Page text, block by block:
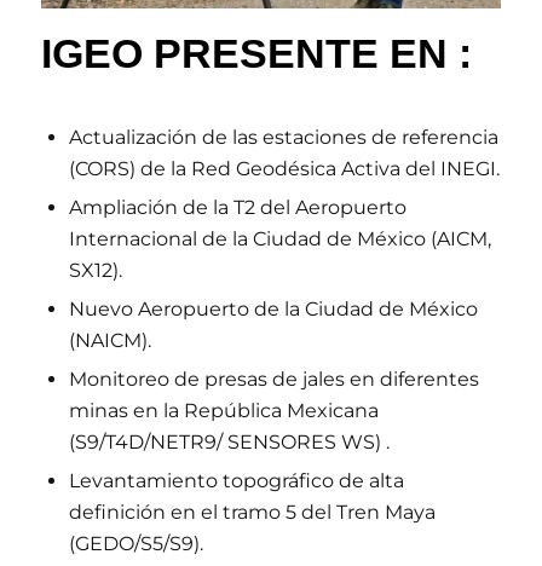
IGEO PRESENTE EN :
Actualización de las estaciones de referencia
(CORS) de la Red Geodésica Activa del INEGI.
Ampliación de la T2 del Aeropuerto
Internacional de la Ciudad de México (AICM,
SX12).
Nuevo Aeropuerto de la Ciudad de México
(NAICM).
Monitoreo de presas de jales en diferentes
minas en la República Mexicana
(S9/T4D/NETR9/ SENSORES WS) .
Levantamiento topográfico de alta
definición en el tramo 5 del Tren Maya
(GEDO/S5/S9).